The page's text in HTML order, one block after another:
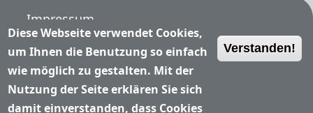
Fußzeile
Impressum
Nutzungsbedingungen
Datenschutzerklärung
Diese Webseite verwendet Cookies,
um Ihnen die Benutzung so einfach
wie möglich zu gestalten. Mit der
Nutzung der Seite erklären Sie sich
damit einverstanden, dass Cookies
Verstanden!